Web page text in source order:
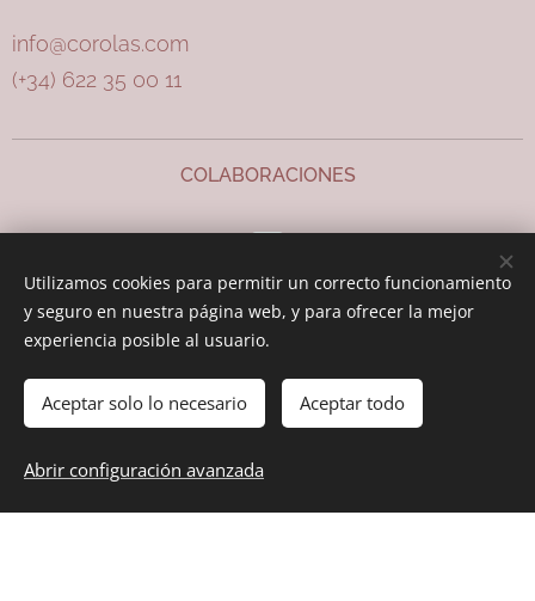
AGOTADO
info@corolas.com
(+34) 622 35 00 11
COLABORACIONES
Cookies
Utilizamos cookies para permitir un correcto funcionamiento
y seguro en nuestra página web, y para ofrecer la mejor
experiencia posible al usuario.
Aceptar solo lo necesario Aceptar todo
Abrir configuración avanzada